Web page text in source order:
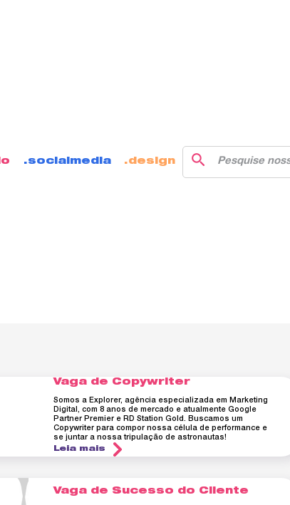
socialmedia design
pelo
Vaga de Copywriter
Somos a Explorer, agência especializada em Marketing
Digital, com 8 anos de mercado e atualmente Google
Partner Premier e RD Station Gold. Buscamos um
Copywriter para compor nossa célula de performance e
se juntar a nossa tripulação de astronautas!
Leia mais
Vaga de Sucesso do Cliente